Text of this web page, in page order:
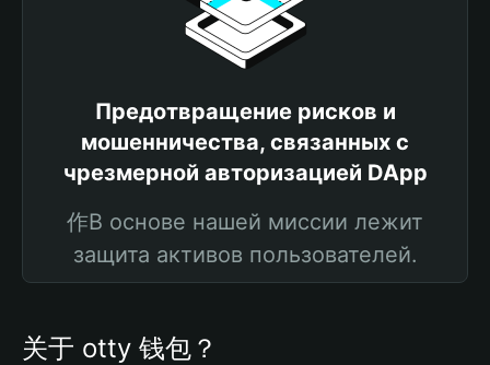
Предотвращение рисков и
мошенничества, связанных с
чрезмерной авторизацией DApp
作В основе нашей миссии лежит
защита активов пользователей.
关于 otty 钱包？